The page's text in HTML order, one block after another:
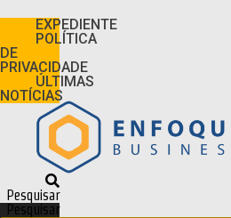
EXPEDIENTE
POLÍTICA
DE
PRIVACIDADE
ÚLTIMAS
NOTÍCIAS
Pesquisar
Pesquisar